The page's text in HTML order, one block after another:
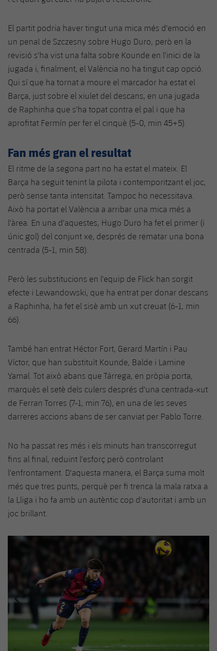
El partit podria haver tingut una mica més d'emoció en
un penal de Szczesny sobre Hugo Duro, però en la
revisió s'ha vist una falta sobre Kounde en l'inici de la
jugada i, finalment, el València no ha tingut cap opció.
Qui sí que ha tornat a moure el marcador ha estat el
Barça, just sobre el xiulet del descans, en una jugada
de Raphinha que s'ha topat contra el pal i que ha
aprofitat Fermín per fer el cinquè (5-0, min 45+5).
Fan més gran el resultat
El ritme de la segona part no ha estat el mateix. El
Barça ha seguit tenint la pilota i contemporitzant el joc,
però sense tanta intensitat. Tampoc ho necessitava.
Això ha portat el València a arribar una mica més a
l'àrea. En una d'aquestes, Hugo Duro ha fet el primer (i
únic gol) del conjunt xe, després de rematar una bona
centrada (5-1, min 58).
Però les substitucions en l'equip de Flick han sorgit
efecte i Lewandowski, que ha entrat per donar descans
a Raphinha, ha fet el sisè amb un xut creuat (6-1, min
66).
També han entrat Héctor Fort, Gerard Martín i Pau
Víctor, que han substituït Kounde, Balde i Lamine
Yamal. Tot això abans que Tárrega, en pròpia porta,
marquès el setè dels culers després d'una centrada-xut
de Ferran Torres (7-1, min 76), en una de les seves
darreres accions abans de ser canviat per Pablo Torre.
No ha passat res més i els minuts han transcorregut
fins al final, reduint l'esforç però controlant
l'enfrontament. D'aquesta manera, el Barça suma molt
més que tres punts, perquè per fi trenca la mala ratxa a
la Lliga i ho fa amb un autèntic cop d'autoritat i amb un
joc brillant.
Anterior
label.aria.chevronleft